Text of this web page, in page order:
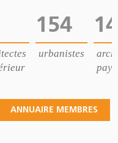
154
urbanistes
14
ANNUAIRE MEMBRES